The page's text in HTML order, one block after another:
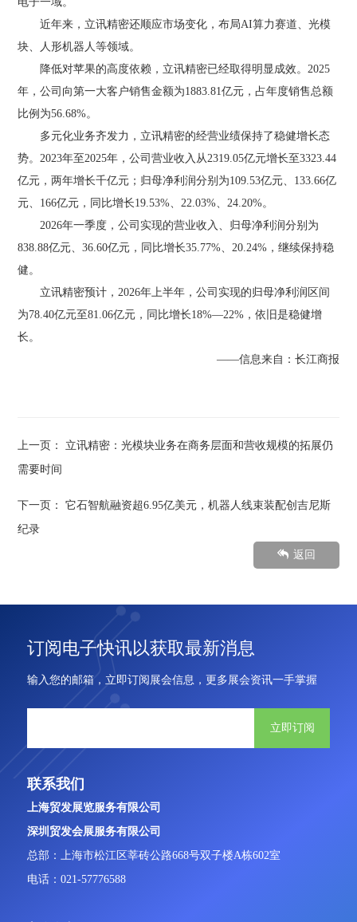
近年来，立讯精密还顺应市场变化，布局AI算力赛道、光模
块、人形机器人等领域。
降低对苹果的高度依赖，立讯精密已经取得明显成效。2025
年，公司向第一大客户销售金额为1883.81亿元，占年度销售总额
比例为56.68%。
多元化业务齐发力，立讯精密的经营业绩保持了稳健增长态
势。2023年至2025年，公司营业收入从2319.05亿元增长至3323.44
亿元，两年增长千亿元；归母净利润分别为109.53亿元、133.66亿
元、166亿元，同比增长19.53%、22.03%、24.20%。
2026年一季度，公司实现的营业收入、归母净利润分别为
838.88亿元、36.60亿元，同比增长35.77%、20.24%，继续保持稳
健。
立讯精密预计，2026年上半年，公司实现的归母净利润区间
为78.40亿元至81.06亿元，同比增长18%—22%，依旧是稳健增
长。
——信息来自：长江商报
上一页： 立讯精密：光模块业务在商务层面和营收规模的拓展仍
需要时间
下一页：它石智航融资超6.95亿美元，机器人线束装配创吉尼斯
纪录
返回
订阅电子快讯以获取最新消息
输入您的邮箱，立即订阅展会信息，更多展会资讯一手掌握
立即订阅
联系我们
上海贸发展览服务有限公司
深圳贸发会展服务有限公司
总部：上海市松江区莘砖公路668号双子楼A栋602室
电话：021-57776588